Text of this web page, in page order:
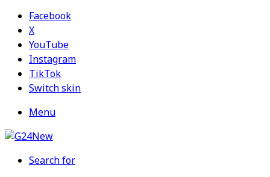
Facebook
X
YouTube
Instagram
TikTok
Switch skin
Menu
Search for